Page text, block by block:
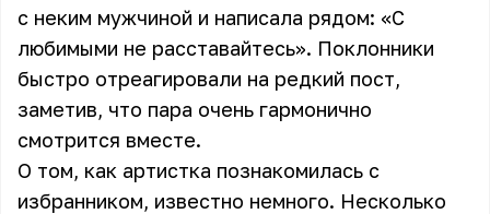
с неким мужчиной и написала рядом: «С
любимыми не расставайтесь». Поклонники
быстро отреагировали на редкий пост,
заметив, что пара очень гармонично
смотрится вместе.
О том, как артистка познакомилась с
избранником, известно немного. Несколько